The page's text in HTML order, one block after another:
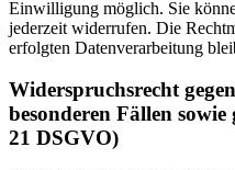
Einwilligung möglich. Sie
jederzeit widerrufen. Die
erfolgten Datenverarbeitung
Widerspruchsrecht
besonderen Fällen
21 DSGVO)